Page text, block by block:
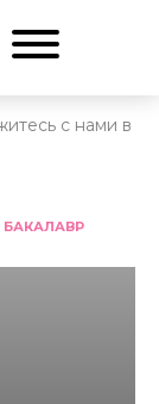
с нами в
БАКАЛАВР